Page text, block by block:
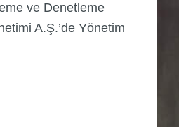
ve Denetleme
A.Ş.’de Yönetim